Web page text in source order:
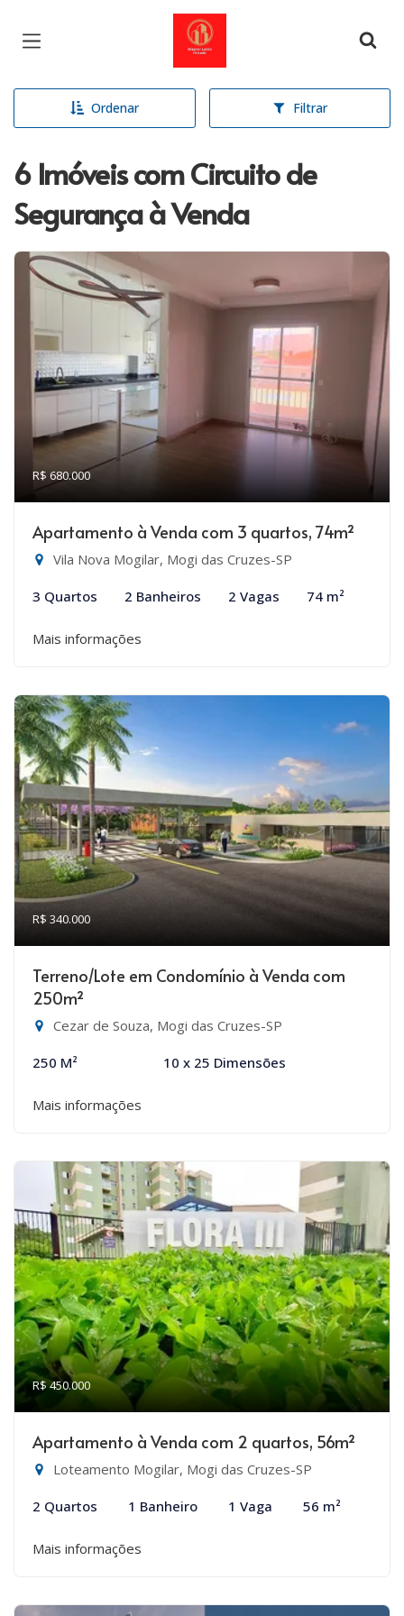
Página inicial
Ordenar Filtrar
6 Imóveis com Circuito de
Segurança à Venda
R$ 680.000
Apartamento à Venda com 3 quartos, 74m²
Vila Nova Mogilar, Mogi das Cruzes-SP
3 Quartos 2 Banheiros 2 Vagas 74 m²
Mais informações
R$ 340.000
Terreno/Lote em Condomínio à Venda com
250m²
Cezar de Souza, Mogi das Cruzes-SP
250 M² 10 x 25 Dimensões
Mais informações
R$ 450.000
Apartamento à Venda com 2 quartos, 56m²
Loteamento Mogilar, Mogi das Cruzes-SP
2 Quartos 1 Banheiro 1 Vaga 56 m²
Mais informações